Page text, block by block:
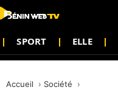
SPORT ELLE
Accueil
Société